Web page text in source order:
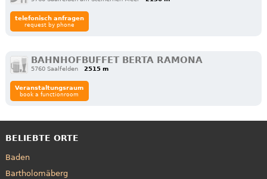
telefonisch anfragen
request by phone
BAHNHOFBUFFET BERTA RAMONA
5760 Saalfelden 2515 m
Veranstaltungsraum
book a functionroom
BELIEBTE ORTE
Baden
Bartholomäberg